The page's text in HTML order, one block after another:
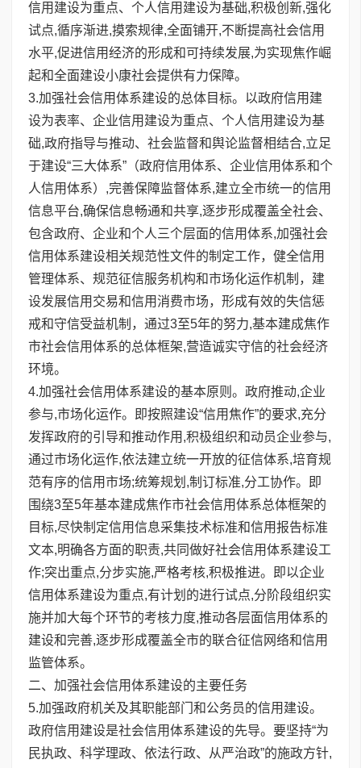
信用建设为重点、个人信用建设为基础,积极创新,强化
试点,循序渐进,摸索规律,全面铺开,不断提高社会信用
水平,促进信用经济的形成和可持续发展,为实现焦作崛
起和全面建设小康社会提供有力保障。
3.加强社会信用体系建设的总体目标。以政府信用建
设为表率、企业信用建设为重点、个人信用建设为基
础,政府指导与推动、社会监督和舆论监督相结合,立足
于建设“三大体系”（政府信用体系、企业信用体系和个
人信用体系）,完善保障监督体系,建立全市统一的信用
信息平台,确保信息畅通和共享,逐步形成覆盖全社会、
包含政府、企业和个人三个层面的信用体系,加强社会
信用体系建设相关规范性文件的制定工作，健全信用
管理体系、规范征信服务机构和市场化运作机制，建
设发展信用交易和信用消费市场，形成有效的失信惩
戒和守信受益机制，通过3至5年的努力,基本建成焦作
市社会信用体系的总体框架,营造诚实守信的社会经济
环境。
4.加强社会信用体系建设的基本原则。政府推动,企业
参与,市场化运作。即按照建设“信用焦作”的要求,充分
发挥政府的引导和推动作用,积极组织和动员企业参与,
通过市场化运作,依法建立统一开放的征信体系,培育规
范有序的信用市场;统筹规划,制订标准,分工协作。即
围绕3至5年基本建成焦作市社会信用体系总体框架的
目标,尽快制定信用信息采集技术标准和信用报告标准
文本,明确各方面的职责,共同做好社会信用体系建设工
作;突出重点,分步实施,严格考核,积极推进。即以企业
信用体系建设为重点,有计划的进行试点,分阶段组织实
施并加大每个环节的考核力度,推动各层面信用体系的
建设和完善,逐步形成覆盖全市的联合征信网络和信用
监管体系。
二、加强社会信用体系建设的主要任务
5.加强政府机关及其职能部门和公务员的信用建设。
政府信用建设是社会信用体系建设的先导。要坚持“为
民执政、科学理政、依法行政、从严治政”的施政方针,